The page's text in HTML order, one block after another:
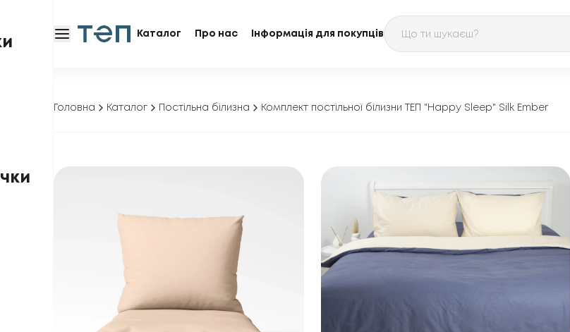
Каталог Про нас Інформація для покупців
Головна Каталог Постільна білизна Комплект постільної білизни ТЕП "Happy Sleep" Silk Ember